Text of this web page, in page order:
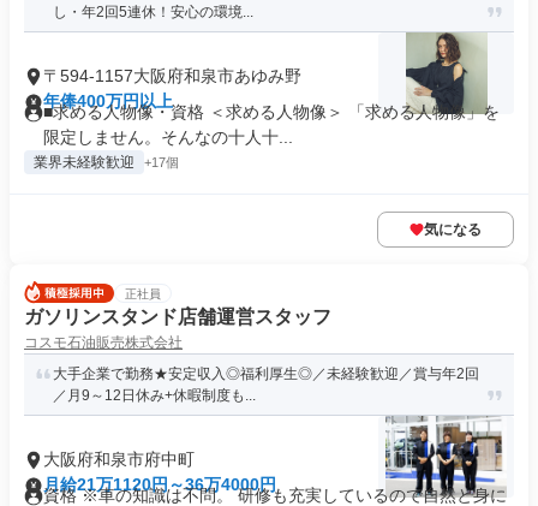
し・年2回5連休！安心の環境...
〒594-1157大阪府和泉市あゆみ野
年俸400万円以上
■求める人物像・資格 ＜求める人物像＞ 「求める人物像」を
限定しません。そんなの十人十...
業界未経験歓迎 +17個
気になる
正社員
ガソリンスタンド店舗運営スタッフ
コスモ石油販売株式会社
大手企業で勤務★安定収入◎福利厚生◎／未経験歓迎／賞与年2回
／月9～12日休み+休暇制度も...
大阪府和泉市府中町
月給21万1120円～36万4000円
資格 ※車の知識は不問。 研修も充実しているので自然と身に